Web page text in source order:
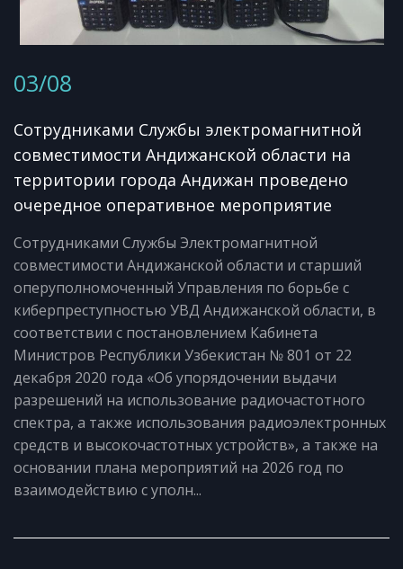
03/08
Сотрудниками Службы электромагнитной
совместимости Андижанской области на
территории города Андижан проведено
очередное оперативное мероприятие
Сотрудниками Службы Электромагнитной
совместимости Андижанской области и старший
оперуполномоченный Управления по борьбе с
киберпреступностью УВД Андижанской области, в
соответствии с постановлением Кабинета
Министров Республики Узбекистан № 801 от 22
декабря 2020 года «Об упорядочении выдачи
разрешений на использование радиочастотного
спектра, а также использования радиоэлектронных
средств и высокочастотных устройств», а также на
основании плана мероприятий на 2026 год по
взаимодействию c уполн...